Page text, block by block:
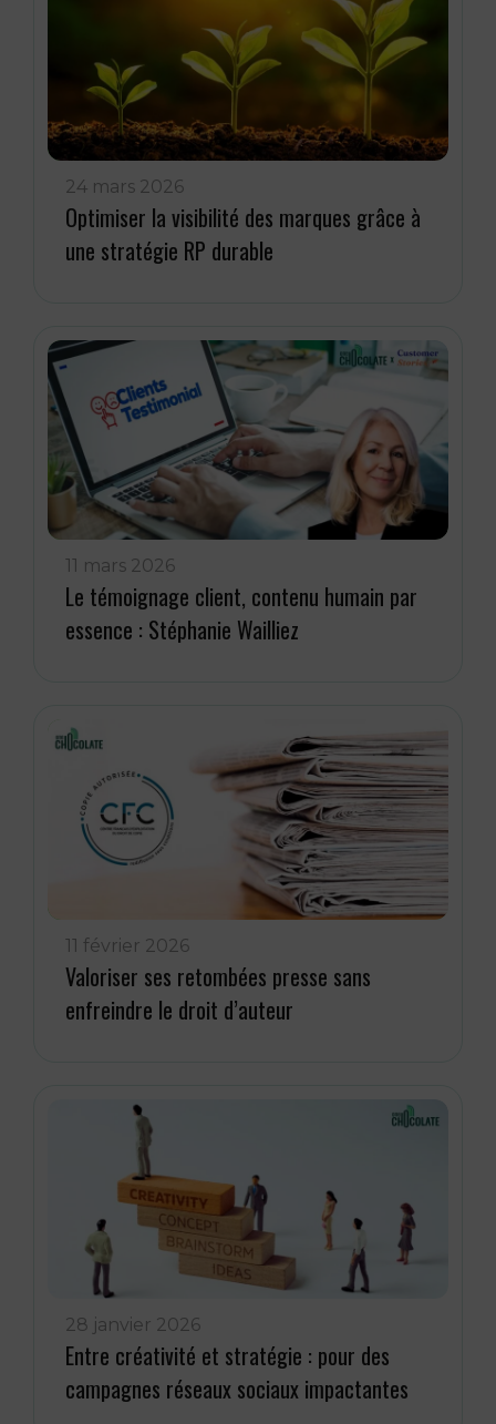
24 mars 2026
Optimiser la visibilité des marques grâce à
une stratégie RP durable
11 mars 2026
Le témoignage client, contenu humain par
essence : Stéphanie Wailliez
11 février 2026
Valoriser ses retombées presse sans
enfreindre le droit d’auteur
28 janvier 2026
Entre créativité et stratégie : pour des
campagnes réseaux sociaux impactantes